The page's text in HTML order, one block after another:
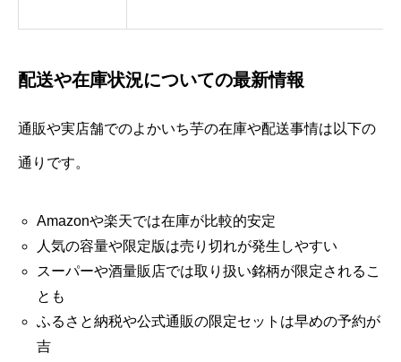
配送や在庫状況についての最新情報
通販や実店舗でのよかいち芋の在庫や配送事情は以下の
通りです。
Amazonや楽天では在庫が比較的安定
人気の容量や限定版は売り切れが発生しやすい
スーパーや酒量販店では取り扱い銘柄が限定されるこ
とも
ふるさと納税や公式通販の限定セットは早めの予約が
吉